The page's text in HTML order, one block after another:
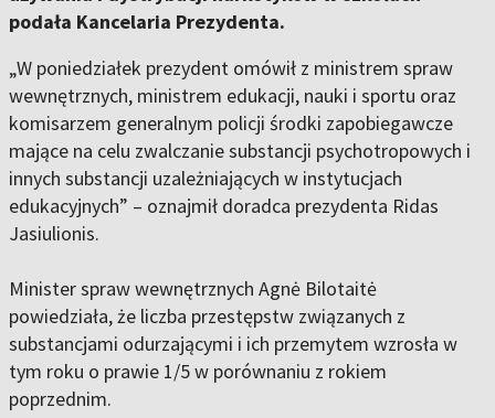
podała Kancelaria Prezydenta.
„W poniedziałek prezydent omówił z ministrem spraw
wewnętrznych, ministrem edukacji, nauki i sportu oraz
komisarzem generalnym policji środki zapobiegawcze
mające na celu zwalczanie substancji psychotropowych i
innych substancji uzależniających w instytucjach
edukacyjnych” – oznajmił doradca prezydenta Ridas
Jasiulionis.
Minister spraw wewnętrznych Agnė Bilotaitė
powiedziała, że liczba przestępstw związanych z
substancjami odurzającymi i ich przemytem wzrosła w
tym roku o prawie 1/5 w porównaniu z rokiem
poprzednim.